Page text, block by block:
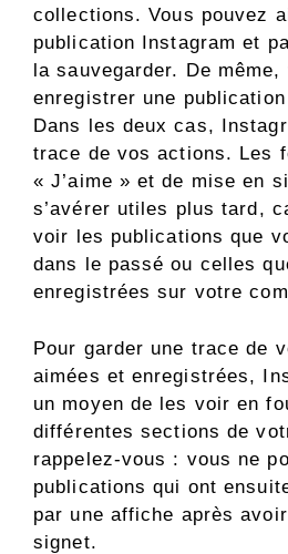
collections. Vous pouvez
publication Instagram et
la sauvegarder. De
enregistrer une
Dans les deux cas,
trace de vos actions. Les
« J’aime » et de mise en
s’avérer utiles plus tard,
voir les publications que
dans le passé ou celles
enregistrées sur votre
Pour garder une trace de
aimées et enregistrées,
un moyen de les voir en
différentes sections de
rappelez-vous : vous ne
publications qui ont
par une affiche après
signet.